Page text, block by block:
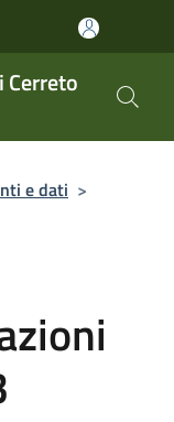
Cerreto
e dati >